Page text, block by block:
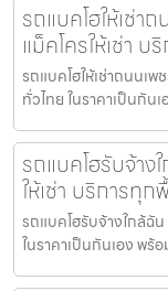
รถแบคโฮให้เช่า
แม็คโครให้เช่า
รถแบคโฮให้เช่าถนนเพ
ทั่วไทย ในราคาเป็นกั
รถแบคโฮรับจ้าง
ให้เช่า บริการทุ
รถแบคโฮรับจ้างใกล้ฉั
ในราคาเป็นกันเอง พ